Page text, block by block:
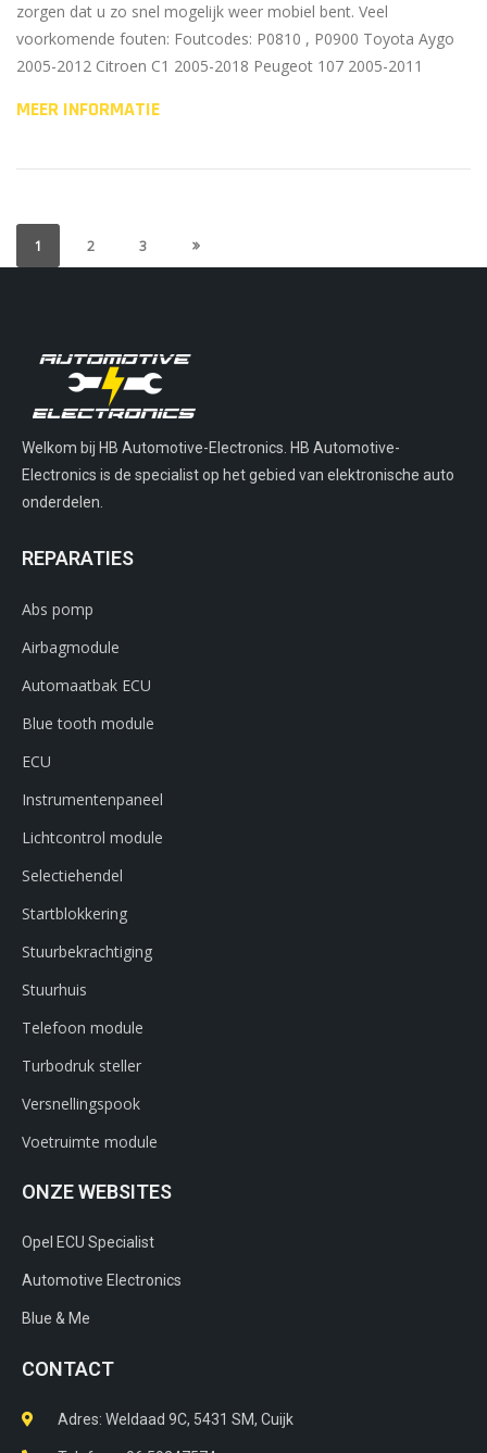
zorgen dat u zo snel mogelijk weer mobiel bent. Veel
voorkomende fouten: Foutcodes: P0810 , P0900 Toyota Aygo
2005-2012 Citroen C1 2005-2018 Peugeot 107 2005-2011
MEER INFORMATIE
1 2 3
Welkom bij HB Automotive-Electronics. HB Automotive-
Electronics is de specialist op het gebied van elektronische auto
onderdelen.
REPARATIES
Abs pomp
Airbagmodule
Automaatbak ECU
Blue tooth module
ECU
Instrumentenpaneel
Lichtcontrol module
Selectiehendel
Startblokkering
Stuurbekrachtiging
Stuurhuis
Telefoon module
Turbodruk steller
Versnellingspook
Voetruimte module
ONZE WEBSITES
Opel ECU Specialist
Automotive Electronics
Blue & Me
CONTACT
Adres: Weldaad 9C, 5431 SM, Cuijk​